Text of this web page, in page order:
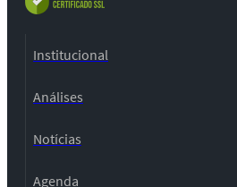
Institucional
Análises
Notícias
Agenda